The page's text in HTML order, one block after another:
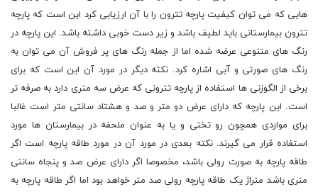
هایی که می توان کیفیت پارچه تترون را با آن ارزیابی کرد این است که پارچه
تترون بیمارستانی باید لطیف باشد و زیر دست خوبی داشته باشد. این پارچه در
رنگ های متنوعی عرضه شده اما از جمله رنگ های پر فروش آن می توان به
رنگ های صورتی و آبی اشاره کرد. نکته دیگر در مورد آن این است که برای
برخی از الگوزنی ها استفاده از پارچه تترونی که عرض سه متری دارد به صرفه تر
است. این پارچه که دارای عرض دو متر و صد و هشتاد سانتی متر است غالبا
برای مواردی همچون رو تختی و یا به عنوان ملحفه در بیمارستان ها مورد
استفاده قرار می گیرند. نکته بعدی در مورد آن در مورد طاقه پارچه است اگر
طاقه پارچه به صورت رولی باشد، مخصوصا اگر دارای عرض صد و پنجاه سانتی
متری باشد متراژ یک طاقه پارچه رولی صد متر خواهد بود اما اگر طاقه پارچه به